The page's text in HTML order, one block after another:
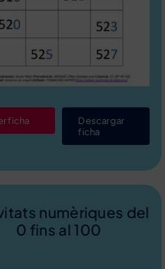
ficha
Descargar
ficha
numèriques del
0 fins al 100